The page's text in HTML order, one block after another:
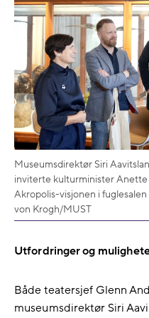
Museumsdirektør Siri
inviterte kulturminister
Akropolis-visjonen i
von Krogh/MUST
Utfordringer og
Både teatersjef Glenn
museumsdirektør Siri